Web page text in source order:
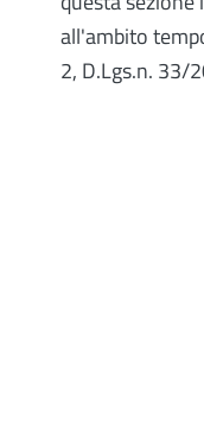
all'ambito
2, D.Lgs.n. 33/